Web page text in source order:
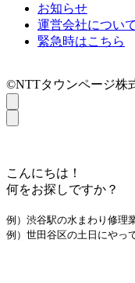
お知らせ
運営会社について
緊急時はこちら
©NTTタウンページ株
こんにちは！
何をお探しですか？
例）渋谷駅の水まわり修理
例）世田谷区の土日にやっ